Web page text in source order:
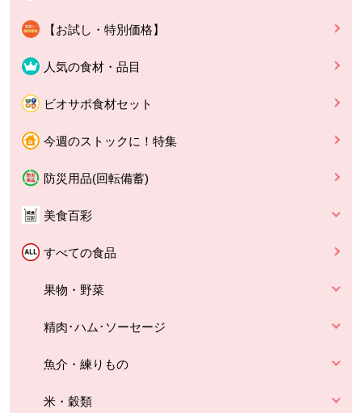
【お試し・特別価格】
人気の食材・品目
ビオサポ食材セット
今週のストックに！特集
防災用品(回転備蓄)
美食百彩
すべての食品
果物・野菜
精肉･ハム･ソーセージ
魚介・練りもの
米・穀類